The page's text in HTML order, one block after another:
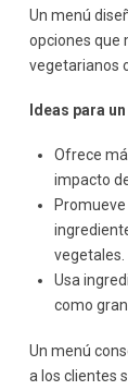
Un menú
opciones que
vegetarianos
Ideas para
Ofrece
impacto
vegetales.
Usa
como
Un menú
a los clientes